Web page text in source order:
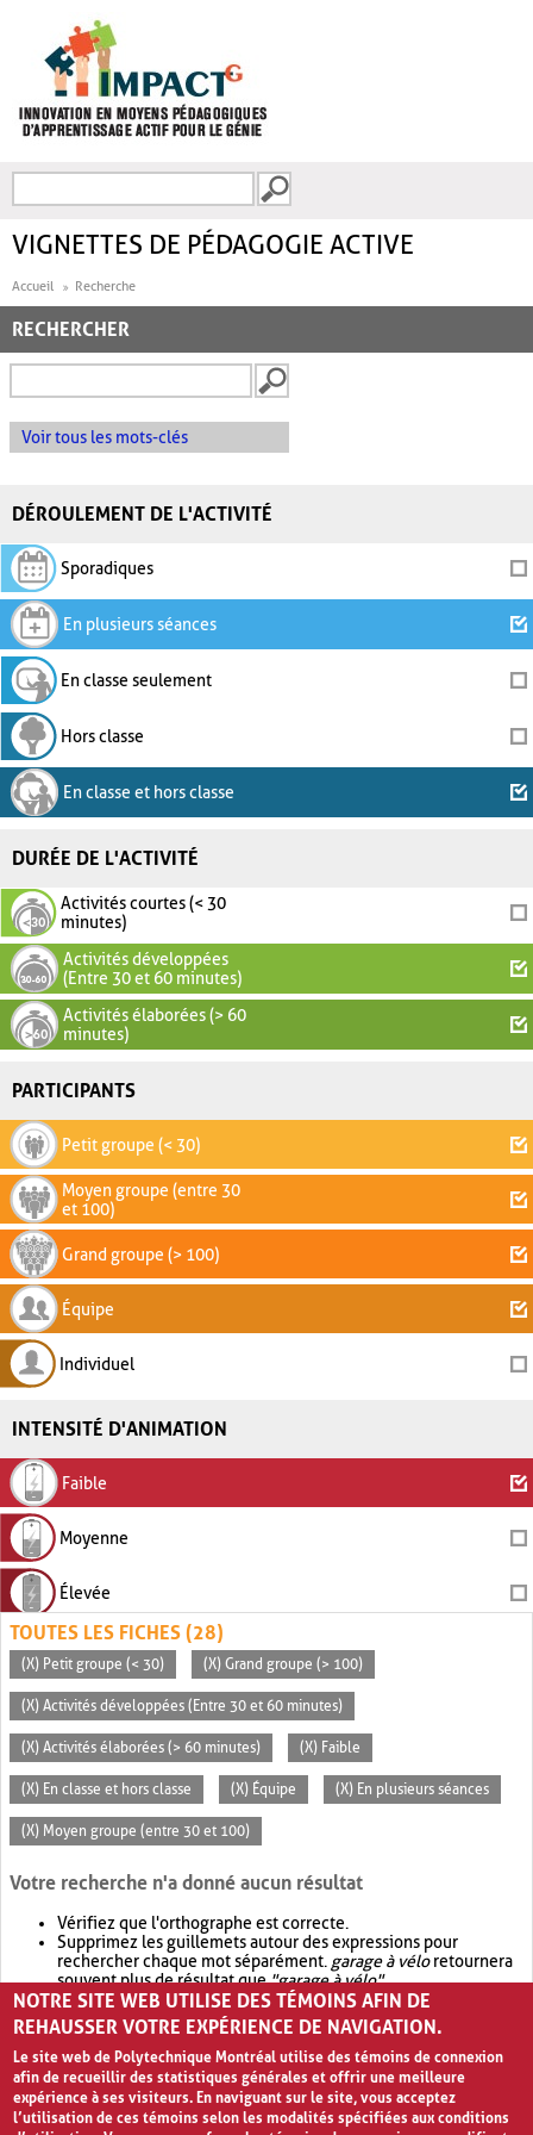
FORMULAIRE DE
VIGNETTES DE PÉDAGOGIE ACTIVE
Accueil Recherche
RECHERCHER
Voir tous les mots-clés
DÉROULEMENT DE L'ACTIVITÉ
Sporadiques
En plusieurs séances
En classe seulement
Hors classe
En classe et hors classe
DURÉE DE L'ACTIVITÉ
Activités courtes (< 30
minutes)
Activités développées
(Entre 30 et 60 minutes)
Activités élaborées (> 60
minutes)
PARTICIPANTS
Petit groupe (< 30)
Moyen groupe (entre 30
et 100)
Grand groupe (> 100)
Équipe
Individuel
INTENSITÉ D'ANIMATION
Faible
Moyenne
Élevée
TOUTES LES FICHES (28)
(X) Petit groupe (< 30) (X) Grand groupe (> 100)
(X) Activités développées (Entre 30 et 60 minutes)
(X) Activités élaborées (> 60 minutes) (X) Faible
(X) En classe et hors classe (X) Équipe (X) En plusieurs séances
(X) Moyen groupe (entre 30 et 100)
Votre recherche n'a donné aucun résultat
Vérifiez que l'orthographe est correcte.
Supprimez les guillemets autour des expressions pour
rechercher chaque mot séparément. garage à véloretournera
souvent plus de résultat que"garage à vélo".
Envisagez d'élargir votre recherche avec OR.garage OR vélo
retournera souvent plus de résultat quegarage à vélo
NOTRE SITE WEB UTILISE DES TÉMOINS AFIN DE
REHAUSSER VOTRE EXPÉRIENCE DE NAVIGATION.
Le site web de Polytechnique Montréal utilise des témoins de connexion
afin de recueillir des statistiques générales et offrir une meilleure
expérience à ses visiteurs. En naviguant sur le site, vous acceptez
l’utilisation de ces témoins selon les modalités spécifiées aux conditions